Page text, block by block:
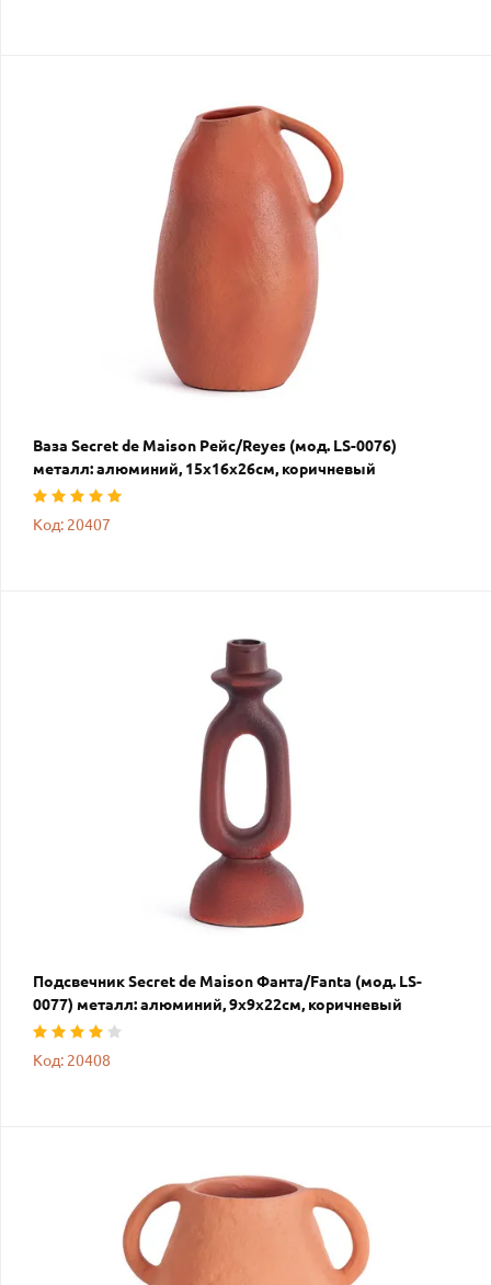
Ваза Secret de Maison Рейс/Reyes (мод. LS-0076)
металл: алюминий, 15х16х26см, коричневый
Код: 20407
Подсвечник Secret de Maison Фанта/Fanta (мод. LS-
0077) металл: алюминий, 9х9х22см, коричневый
Код: 20408